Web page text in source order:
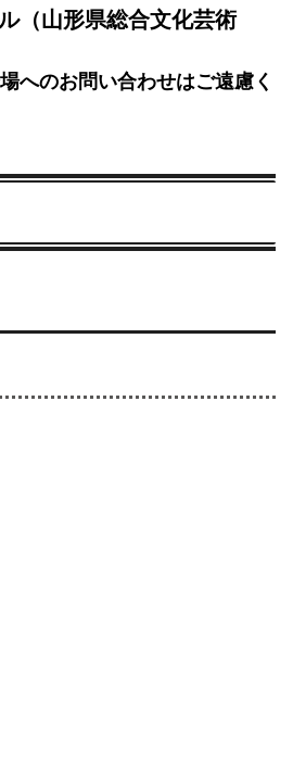
（山形県総合文化芸術
へのお問い合わせはご遠慮く